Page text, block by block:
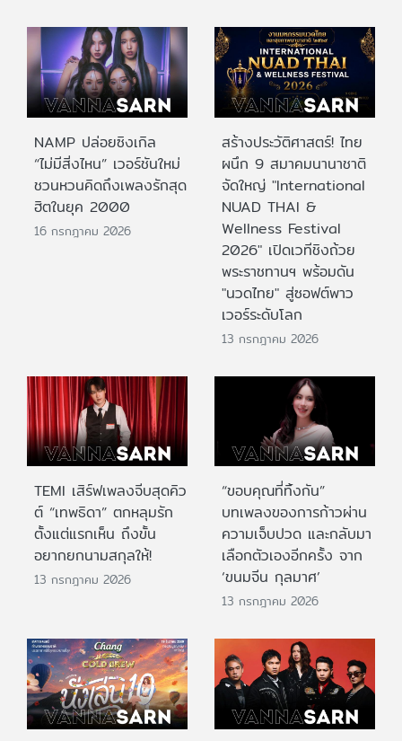
NAMP ปล่อยซิงเกิล
“ไม่มีสิ่งไหน” เวอร์ชันใหม่
ชวนหวนคิดถึงเพลงรักสุด
ฮิตในยุค 2000
16 กรกฎาคม 2026
สร้างประวัติศาสตร์! ไทย
ผนึก 9 สมาคมนานาชาติ
จัดใหญ่ "International
NUAD THAI &
Wellness Festival
2026" เปิดเวทีชิงถ้วย
พระราชทานฯ พร้อมดัน
"นวดไทย" สู่ซอฟต์พาว
เวอร์ระดับโลก
13 กรกฎาคม 2026
TEMI เสิร์ฟเพลงจีบสุดคิว
ต์ “เทพธิดา” ตกหลุมรัก
ตั้งแต่แรกเห็น ถึงขั้น
อยากยกนามสกุลให้!
13 กรกฎาคม 2026
“ขอบคุณที่ทิ้งกัน”
บทเพลงของการก้าวผ่าน
ความเจ็บปวด และกลับมา
เลือกตัวเองอีกครั้ง จาก
‘ขนมจีน กุลมาศ’
13 กรกฎาคม 2026